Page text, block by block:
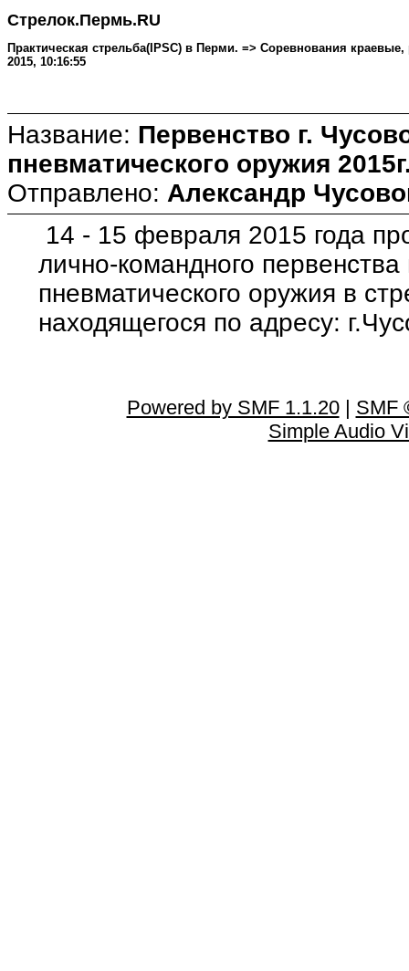
Стрелок.Пермь.RU
Практическая стрельба(IPSC) в Перми. => Соревнования
2015, 10:16:55
Название: Первенство г.
пневматического оружия
Отправлено: Александр
14 - 15 февраля 2015 года
лично-командного первенства
пневматического оружия в
находящегося по адресу:
Powered by SMF 1.1.20| SMF
Simple Audio